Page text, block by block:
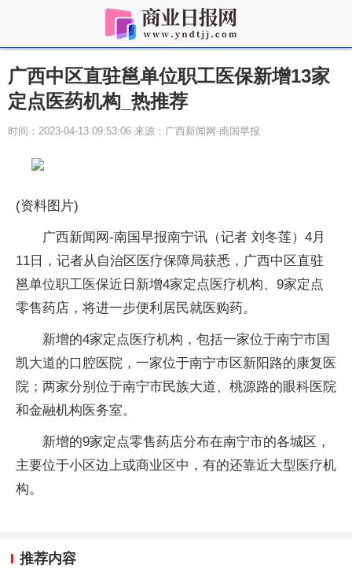
广西中区直驻邕单位职工医保新增13家
定点医药机构_热推荐
时间：2023-04-13 09:53:06 来源：广西新闻网-南国早报
(资料图片)
广西新闻网-南国早报南宁讯（记者 刘冬莲）4月
11日，记者从自治区医疗保障局获悉，广西中区直驻
邕单位职工医保近日新增4家定点医疗机构、9家定点
零售药店，将进一步便利居民就医购药。
新增的4家定点医疗机构，包括一家位于南宁市国
凯大道的口腔医院，一家位于南宁市区新阳路的康复医
院；两家分别位于南宁市民族大道、桃源路的眼科医院
和金融机构医务室。
新增的9家定点零售药店分布在南宁市的各城区，
主要位于小区边上或商业区中，有的还靠近大型医疗机
构。
推荐内容